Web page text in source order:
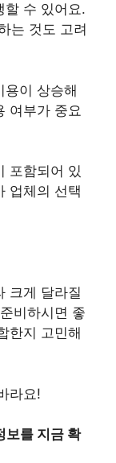
할 수 있어요.
는 것도 고려
용이 상승해
여부가 중요
포함되어 있
업체의 선택
크게 달라질
비하시면 좋
한지 고민해
라요!
보를 지금 확